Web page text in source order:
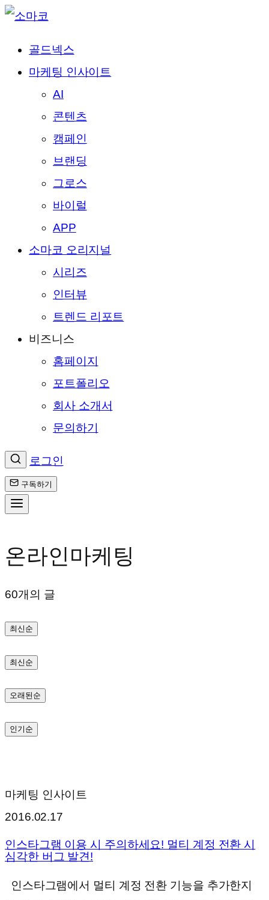
골드넥스
마케팅 인사이트
AI
콘텐츠
캠페인
브랜딩
그로스
바이럴
APP
소마코 오리지널
시리즈
인터뷰
트렌드 리포트
비즈니스
홈페이지
포트폴리오
회사 소개서
문의하기
로그인
구독하기
텐
로
로
가
온라인마케팅
60개의 글
최신순
최신순
오래된순
인기순
마케팅 인사이트
2016.02.17
인스타그램 이용 시 주의하세요! 멀티 계정 전환 시
심각한 버그 발견!
인스타그램에서 멀티 계정 전환 기능을 추가한지